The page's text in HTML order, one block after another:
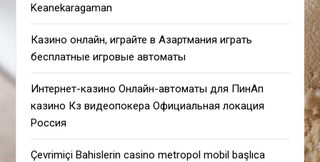
Keanekaragaman
Казино онлайн, играйте в Азартмания играть
бесплатные игровые автоматы
Интернет-казино Онлайн-автоматы для ПинАп
казино Кз видеопокера Официальная локация
Россия
Çevrimiçi Bahislerin casino metropol mobil başlıca